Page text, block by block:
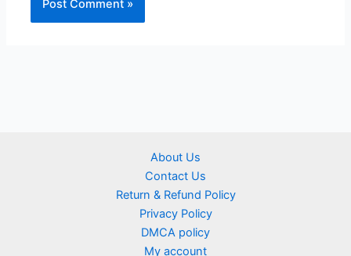
About Us
Contact Us
Return & Refund Policy
Privacy Policy
DMCA policy
My account